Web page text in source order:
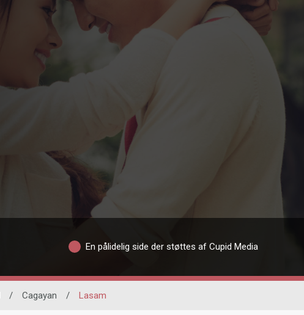
En pålidelig side der støttes af Cupid Media
/ Cagayan / Lasam